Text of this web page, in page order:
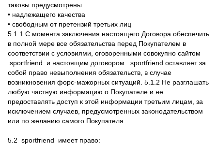
таковы предусмотрены
• надлежащего качества
• свободным от претензий третьих лиц
5.1.1 С момента заключения настоящего Договора обеспечить
в полной мере все обязательства перед Покупателем в
соответствии с условиями, оговоренными совокупно сайтом
sportfriend и настоящим договором. sportfriend оставляет за
собой право невыполнения обязательств, в случае
возникновения форс-мажорных ситуаций. 5.1.2 Не разглашать
любую частную информацию о Покупателе и не
предоставлять доступ к этой информации третьим лицам, за
исключением случаев, предусмотренных законодательством
или по желанию самого Покупателя.
5.2 sportfriend имеет право: